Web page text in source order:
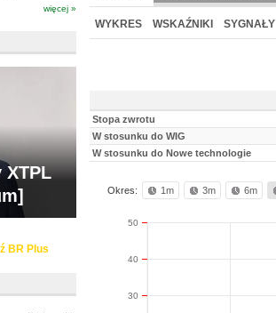
WYKRES WSKAŹNIKI SYGNAŁY
Stopa zwrotu
W stosunku do WIG
W stosunku do Nowe technologie
Okres:
1m 3m 6m
30
40
50
więcej »
BR Plus